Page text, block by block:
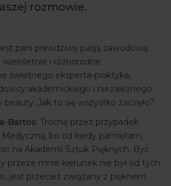
rozmowie.
pani prawdziwą pasją zawodową,
i różnorodne
świetnego eksperta-praktyka,
akademickiego i niezależnego
Jak to się wszystko zaczęło?
Bartos: Trochę przez przypadek
bo od kiedy pamiętam,
na Akademii Sztuk Pięknych. Być
przeze mnie kierunek nie był od tych
jest przecież związany z pięknem